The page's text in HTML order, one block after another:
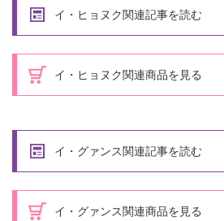
イ・ヒョヌク関連記事を読む
イ・ヒョヌク関連商品を見る
イ・グァンス関連記事を読む
イ・グァンス関連商品を見る